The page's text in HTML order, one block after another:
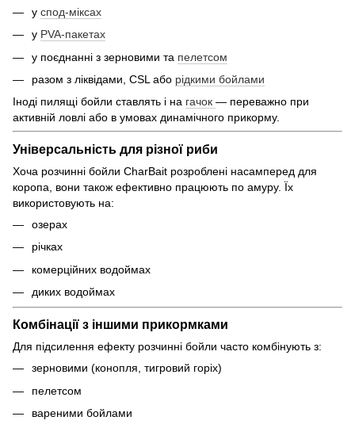
у спод-міксах
у PVA-пакетах
у поєднанні з зерновими та пелетсом
разом з ліквідами, CSL або рідкими бойлами
Іноді пилящі бойли ставлять і на гачок — переважно при
активній ловлі або в умовах динамічного прикорму.
Універсальність для різної риби
Хоча розчинні бойли CharBait розроблені насамперед для
коропа, вони також ефективно працюють по амуру. Їх
використовують на:
озерах
річках
комерційних водоймах
диких водоймах
Комбінації з іншими прикормками
Для підсилення ефекту розчинні бойли часто комбінують з:
зерновими (конопля, тигровий горіх)
пелетсом
вареними бойлами